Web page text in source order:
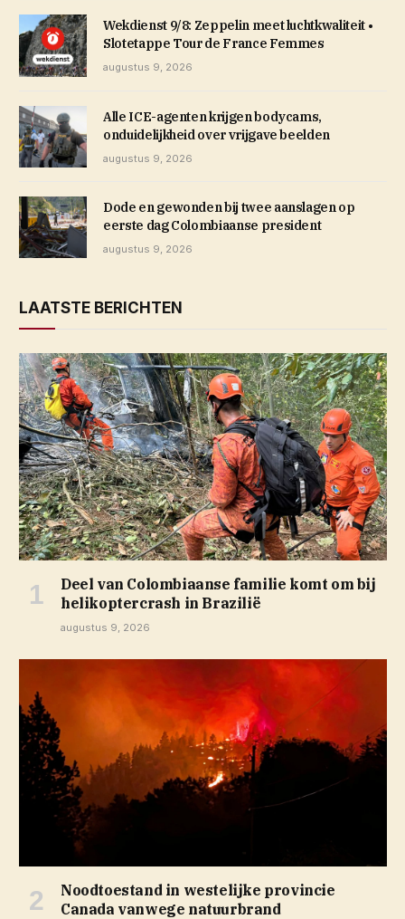
Wekdienst 9/8: Zeppelin meet luchtkwaliteit •
Slotetappe Tour de France Femmes
augustus 9, 2026
Alle ICE-agenten krijgen bodycams,
onduidelijkheid over vrijgave beelden
augustus 9, 2026
Dode en gewonden bij twee aanslagen op
eerste dag Colombiaanse president
augustus 9, 2026
LAATSTE BERICHTEN
Deel van Colombiaanse familie komt om bij
helikoptercrash in Brazilië
augustus 9, 2026
Noodtoestand in westelijke provincie
Canada vanwege natuurbrand